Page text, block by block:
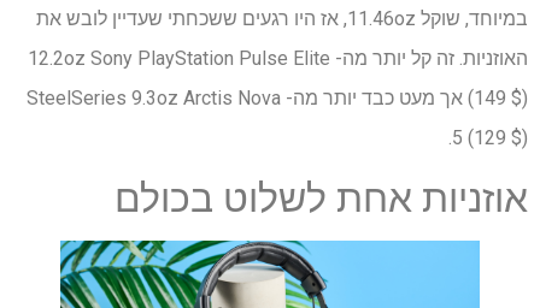
במיוחד, שוקל 11.46oz, אז היו רגעים ששכחתי שעדיין לובש את
האוזניות. זה קל יותר מה- 12.2oz Sony PlayStation Pulse Elite
(149 $) אך מעט כבד יותר מה- SteelSeries 9.3oz Arctis Nova
5 (129 $).
אוזניות אחת לשלוט בכולם